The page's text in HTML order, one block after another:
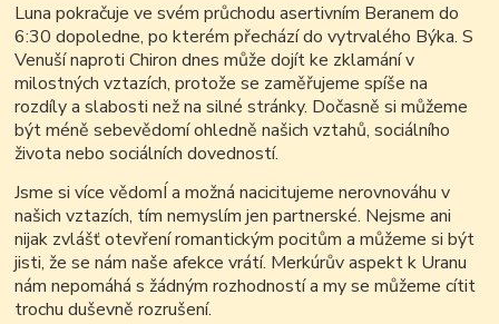
Luna pokračuje ve svém průchodu asertivním Beranem do
6:30 dopoledne, po kterém přechází do vytrvalého Býka. S
Venuší naproti Chiron dnes může dojít ke zklamání v
milostných vztazích, protože se zaměřujeme spíše na
rozdíly a slabosti než na silné stránky. Dočasně si můžeme
být méně sebevědomí ohledně našich vztahů, sociálního
života nebo sociálních dovedností.
Jsme si více vědomÍ a možná nacicitujeme nerovnováhu v
našich vztazích, tím nemyslím jen partnerské. Nejsme ani
nijak zvlášť otevření romantickým pocitům a můžeme si být
jisti, že se nám naše afekce vrátí. Merkúrův aspekt k Uranu
nám nepomáhá s žádným rozhodností a my se můžeme cítit
trochu duševně rozrušení.